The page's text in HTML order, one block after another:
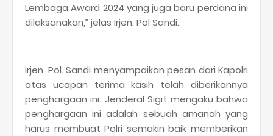
Lembaga Award 2024 yang juga baru perdana ini
dilaksanakan,” jelas Irjen. Pol Sandi.
Irjen. Pol. Sandi menyampaikan pesan dari Kapolri
atas ucapan terima kasih telah diberikannya
penghargaan ini. Jenderal Sigit mengaku bahwa
penghargaan ini adalah sebuah amanah yang
harus membuat Polri semakin baik memberikan